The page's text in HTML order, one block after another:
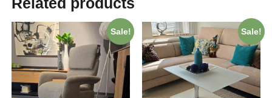
Sale! Sale!